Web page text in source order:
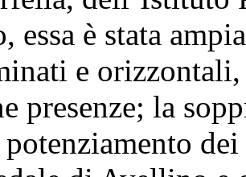
essa è stata
e orizzontali,
presenze; la
potenziamento